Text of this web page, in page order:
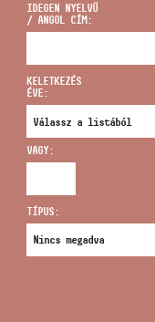
CÍM
infokozpont@bmc.hu
TELEFON
NYITVA TARTÁS
IDEGEN NYELVŰ
/ ANGOL CÍM:
KELETKEZÉS
ÉVE:
VAGY:
TÍPUS: